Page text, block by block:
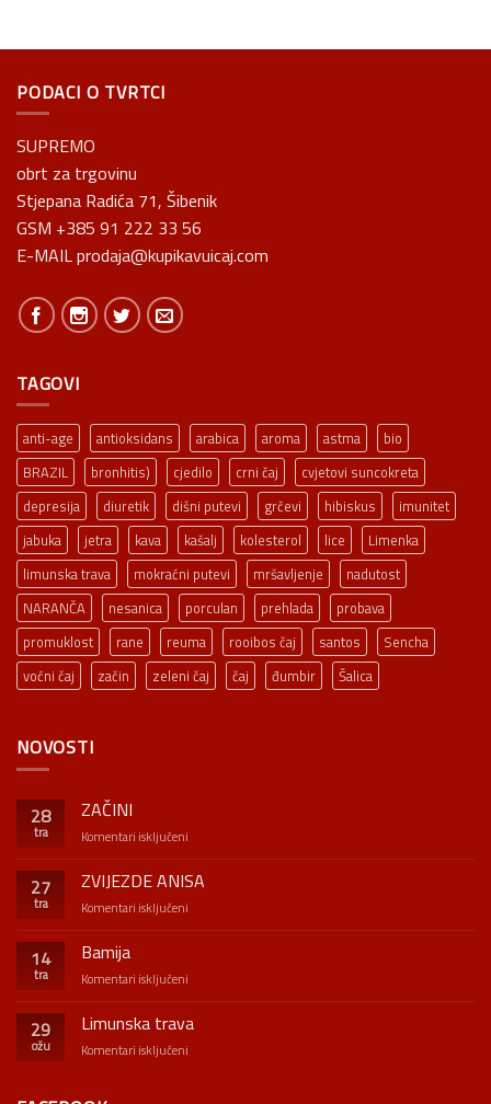
PODACI O TVRTCI
SUPREMO
obrt za trgovinu
Stjepana Radića 71, Šibenik
GSM +385 91 222 33 56
E-MAIL prodaja@kupikavuicaj.com
TAGOVI
anti-age antioksidans arabica aroma astma
bio
BRAZIL
bronhitis) cjedilo crni čaj
cvjetovi suncokreta
depresija
diuretik dišni putevi grčevi hibiskus
imunitet
jabuka
jetra kava kašalj kolesterol lice
Limenka
limunska trava
mokraćni putevi mršavljenje
nadutost
NARANČA
nesanica porculan prehlada
probava
promuklost
rane reuma rooibos čaj santos
Sencha
voćni čaj
začin zeleni čaj čaj đumbir Šalica
NOVOSTI
28
tra
ZAČINI
Komentari isključeni
27
tra
ZVIJEZDE ANISA
Komentari isključeni
14
tra
Bamija
Komentari isključeni
29
ožu
Limunska trava
Komentari isključeni